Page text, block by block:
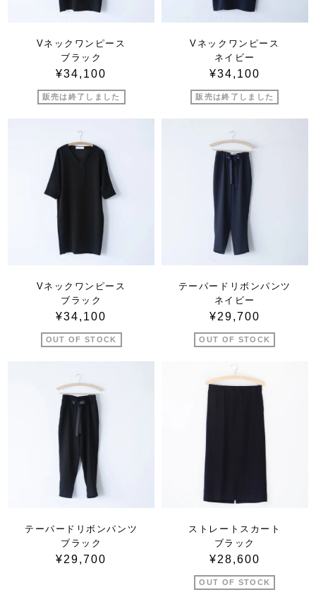
Vネックワンピース
ブラック
¥34,100
販売は終了しました
Vネックワンピース
ネイビー
¥34,100
販売は終了しました
Vネックワンピース
ブラック
¥34,100
OUT OF STOCK
テーパードリボンパンツ
ネイビー
¥29,700
OUT OF STOCK
テーパードリボンパンツ
ブラック
¥29,700
ストレートスカート
ブラック
¥28,600
OUT OF STOCK